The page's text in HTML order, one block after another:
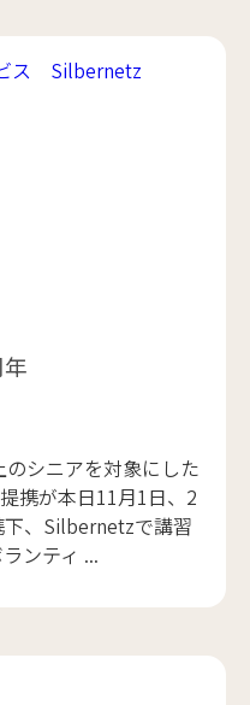
シニアを対象にした
携が本日11月1日、2
、Silbernetzで講習
ンティ ...